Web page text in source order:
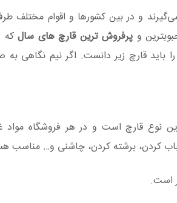
و در بین کشورها و اقوام مختلف
و پرفروش ترین قارچ های سالکه
باید قارچ زیر دانست. اگر نیم نگاهی به
نوع قارچ است و در هر فروشگاه مواد
کردن، برشته کردن، چاشنی و… مناسب
است.